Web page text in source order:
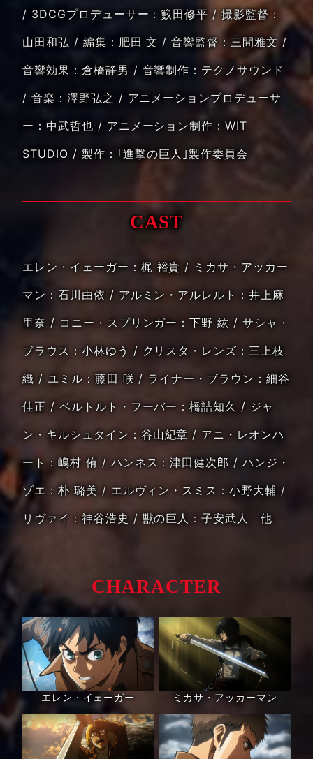
/ 3DCGプロデューサー：籔田修平 / 撮影監督：
山田和弘 / 編集：肥田 文
音響監督：三間雅文 /
音響効果：倉橋静男 / 音響制作：テクノサウンド
/ 音楽：澤野弘之
アニメーションプロデューサ
ー：中武哲也 / アニメーション制作：WIT
STUDIO
製作：｢進撃の巨人｣製作委員会
CAST
エレン・イェーガー：梶 裕貴 / ミカサ・アッカー
マン：石川由依 / アルミン・アルレルト：井上麻
里奈
コニー・スプリンガー：下野 紘 / サシャ・
ブラウス：小林ゆう / クリスタ・レンズ：三上枝
織 / ユミル：藤田 咲
ライナー・ブラウン：細谷
佳正 / ベルトルト・フーバー：橋詰知久 / ジャ
ン・キルシュタイン：谷山紀章 / アニ・レオンハ
ート：嶋村 侑
ハンネス：津田健次郎 / ハンジ・
ゾエ：朴 璐美 / エルヴィン・スミス：小野大輔 /
リヴァイ：神谷浩史 / 獣の巨人：子安武人 他
CHARACTER
エレン・イェーガー ミカサ・アッカーマン